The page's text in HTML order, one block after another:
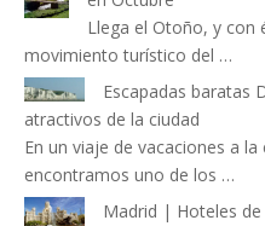
Llega el Otoño, y con
movimiento turístico del …
Escapadas baratas
atractivos de la ciudad
En un viaje de vacaciones a
encontramos uno de los …
Madrid | Hoteles de